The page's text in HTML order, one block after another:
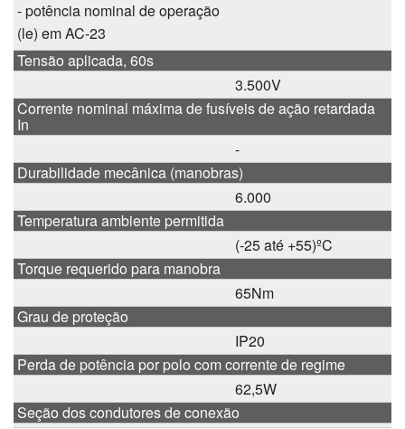
- potência nominal de operação
(le) em AC-23
Tensão aplicada, 60s
3.500V
Corrente nominal máxima de fusíveis de ação retardada
In
-
Durabilidade mecânica (manobras)
6.000
Temperatura ambiente permitida
(-25 até +55)ºC
Torque requerido para manobra
65Nm
Grau de proteção
IP20
Perda de potência por polo com corrente de regime
62,5W
Seção dos condutores de conexão